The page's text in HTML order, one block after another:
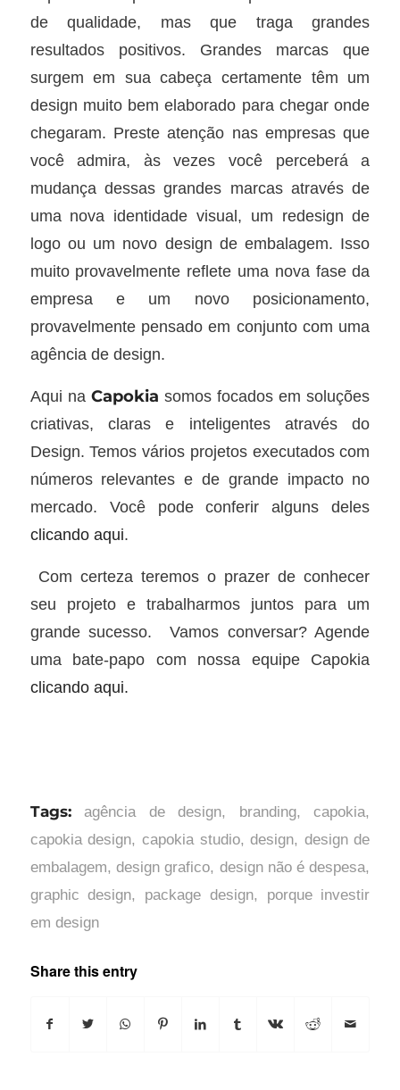
de qualidade, mas que traga grandes
resultados positivos. Grandes marcas que
surgem em sua cabeça certamente têm um
design muito bem elaborado para chegar onde
chegaram. Preste atenção nas empresas que
você admira, às vezes você perceberá a
mudança dessas grandes marcas através de
uma nova identidade visual, um redesign de
logo ou um novo design de embalagem. Isso
muito provavelmente reflete uma nova fase da
empresa e um novo posicionamento,
provavelmente pensado em conjunto com uma
agência de design.
Aqui na Capokia somos focados em soluções
criativas, claras e inteligentes através do
Design. Temos vários projetos executados com
números relevantes e de grande impacto no
mercado. Você pode conferir alguns deles
clicando aqui.
Com certeza teremos o prazer de conhecer
seu projeto e trabalharmos juntos para um
grande sucesso. Vamos conversar? Agende
uma bate-papo com nossa equipe Capokia
clicando aqui.
Tags: agência de design, branding,capokia,
capokia design, capokia studio,design, design de
embalagem, design grafico, design não é despesa,
graphic design, package design, porque investir
em design
Share this entry